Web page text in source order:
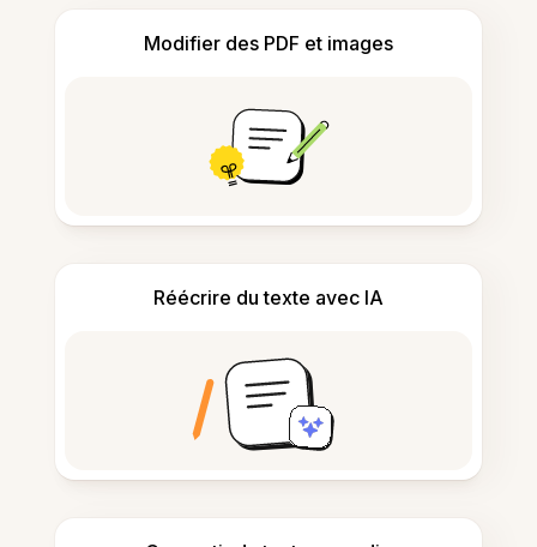
Modifier des PDF et images
Réécrire du texte avec IA